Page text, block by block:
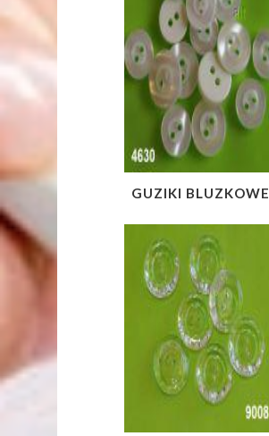
GUZIKI BLUZKOWE